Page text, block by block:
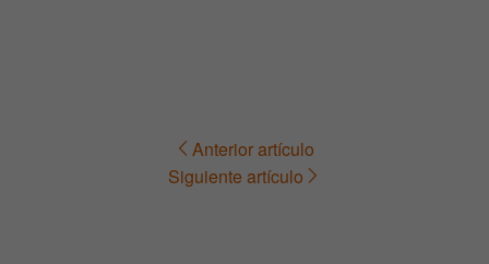
Navegación Anterior artículo
Siguiente artículo